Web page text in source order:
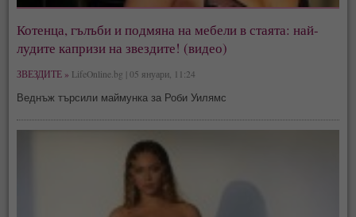
Котенца, гълъби и подмяна на мебели в стаята: най-
лудите капризи на звездите! (видео)
ЗВЕЗДИТЕ » LifeOnline.bg | 05 януари, 11:24
Веднъж търсили маймунка за Роби Уилямс